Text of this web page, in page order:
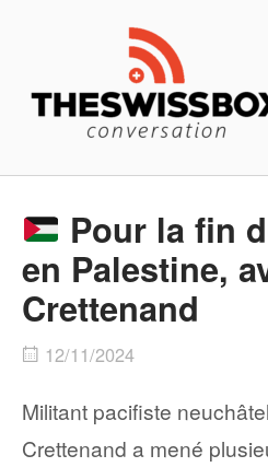
Pour la fin
en Palestine,
Crettenand
12/11/2024
Militant pacifiste
Crettenand a mené